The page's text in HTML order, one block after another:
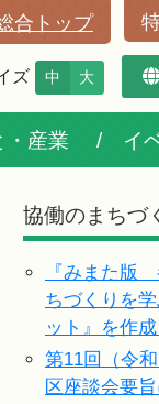
合トップ
ズ 中 大
・産業 イ
協働のまちづ
『みまた版
ちづくりを
ット』を作
第11回（令
区座談会要